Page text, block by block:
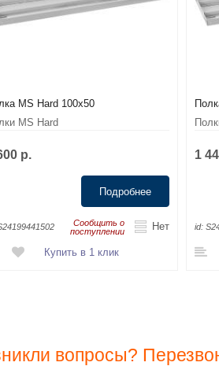
MS Hard 100x50
MS Hard
р.
Подробнее
Сообщить о
поступлении
Нет
Купить в 1 клик
1
id:
вопросы?